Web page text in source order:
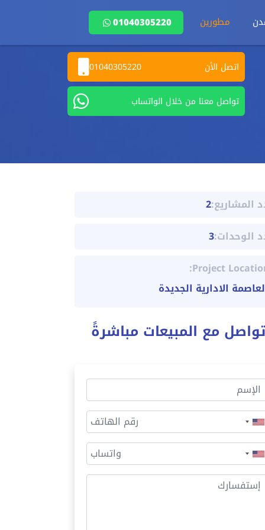
مطورين 01040305220
اتصل الأن 01040305220
تواصل معنا من خلال الواتساب
المشاريع:2
الوحدات:3
Project
الادارية الجديدة
تواصل مع المبيعات مباشرةً